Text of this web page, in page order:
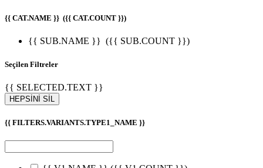
{{ CAT.NAME }} ({{ CAT.COUNT }})
{{ SUB.NAME }} ({{ SUB.COUNT }})
Seçilen Filtreler
{{ SELECTED.TEXT }}
HEPSİNİ SİL
{{ FILTERS.VARIANTS.TYPE1_NAME }}